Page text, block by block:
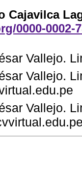
Cajavilca
0000-0002-
Vallejo.
Vallejo.
Vallejo.